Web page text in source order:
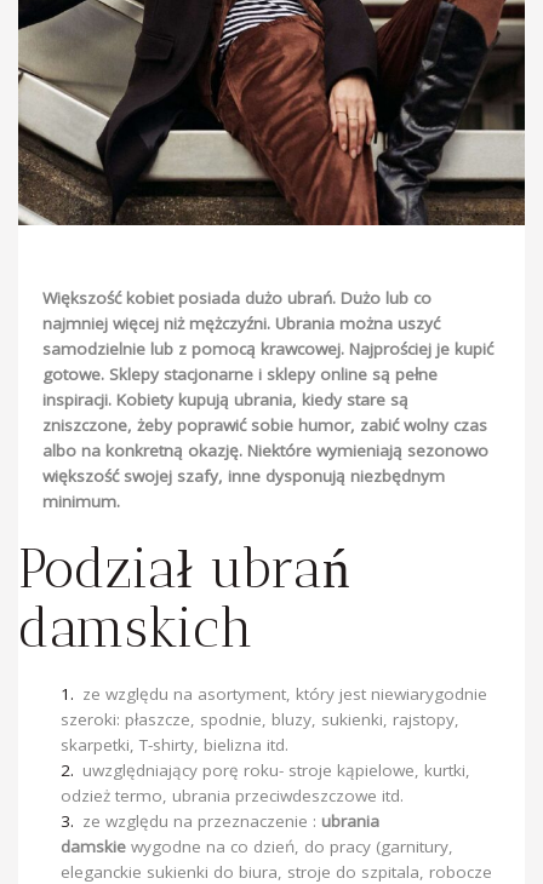
Większość kobiet posiada dużo ubrań. Dużo lub co
najmniej więcej niż mężczyźni. Ubrania można uszyć
samodzielnie lub z pomocą krawcowej. Najprościej je kupić
gotowe. Sklepy stacjonarne i sklepy online są pełne
inspiracji. Kobiety kupują ubrania, kiedy stare są
zniszczone, żeby poprawić sobie humor, zabić wolny czas
albo na konkretną okazję. Niektóre wymieniają sezonowo
większość swojej szafy, inne dysponują niezbędnym
minimum.
Podział ubrań
damskich
ze względu na asortyment, który jest niewiarygodnie
szeroki: płaszcze, spodnie, bluzy, sukienki, rajstopy,
skarpetki, T-shirty, bielizna itd.
uwzględniający porę roku- stroje kąpielowe, kurtki,
odzież termo, ubrania przeciwdeszczowe itd.
ze względu na przeznaczenie : ubrania
damskie wygodne na co dzień, do pracy (garnitury,
eleganckie sukienki do biura, stroje do szpitala, robocze